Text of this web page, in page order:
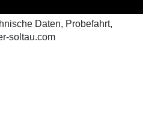
Daten, Probefahrt,
soltau.com